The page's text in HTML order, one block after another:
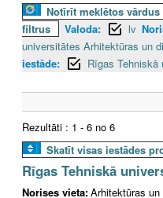
Notīrīt meklētos vārdus
filtrus
Valoda: lv
universitātes Arhitektūras un
iestāde:
Rīgas Tehniskā
Rezultāti : 1 - 6 no 6
Skatīt visas iestādes
Rīgas Tehniskā
Norises vieta:Arhitektūras